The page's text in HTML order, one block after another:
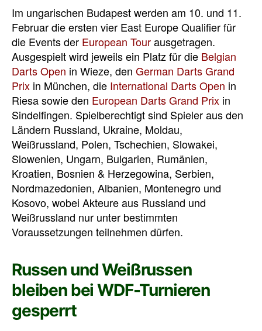
Im ungarischen Budapest werden am 10. und 11.
Februar die ersten vier East Europe Qualifier für
die Events der European Tourausgetragen.
Ausgespielt wird jeweils ein Platz für die Belgian
Darts Open in Wieze, den German Darts Grand
Prix in München, die International Darts Open in
Riesa sowie den European Darts Grand Prix in
Sindelfingen. Spielberechtigt sind Spieler aus den
Ländern Russland, Ukraine, Moldau,
Weißrussland, Polen, Tschechien, Slowakei,
Slowenien, Ungarn, Bulgarien, Rumänien,
Kroatien, Bosnien & Herzegowina, Serbien,
Nordmazedonien, Albanien, Montenegro und
Kosovo, wobei Akteure aus Russland und
Weißrussland nur unter bestimmten
Voraussetzungen teilnehmen dürfen.
Russen und Weißrussen
bleiben bei WDF-Turnieren
gesperrt